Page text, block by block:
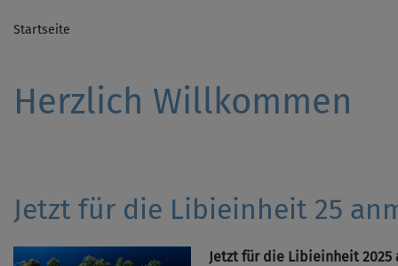
Startseite
Herzlich Willkommen
Jetzt für die Libieinheit 25
Jetzt für die Libieinheit 2025